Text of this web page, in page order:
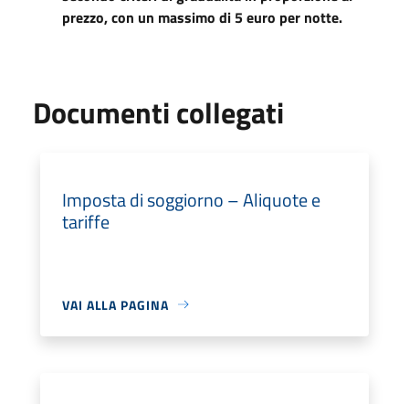
prezzo, con un massimo di 5 euro per notte.
Documenti collegati
Imposta di soggiorno – Aliquote e
tariffe
VAI ALLA PAGINA